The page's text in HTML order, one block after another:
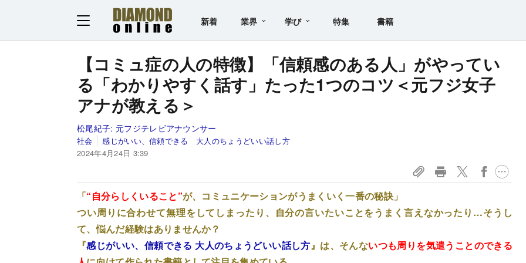
新着 業界 学び 特集 書籍
【コミュ症の人の特徴】「信頼感のある人」がやってい
る「わかりやすく話す」たった1つのコツ＜元フジ女子
アナが教える＞
松尾紀子: 元フジテレビアナウンサー
社会
感じがいい、信頼できる 大人のちょうどいい話し方
2024年4月24日 3:39
「“自分らしくいること”が、コミュニケーションがうまくいく一番の秘訣」
つい周りに合わせて無理をしてしまったり、自分の言いたいことをうまく言えなかったり…そうし
て、悩んだ経験はありませんか？
『感じがいい、信頼できる 大人のちょうどいい話し方 』は、そんないつも周りを気遣うことのできる